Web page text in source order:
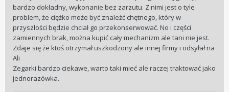
bardzo dokładny, wykonanie bez zarzutu. Z nimi jest o tyle
problem, że ciężko może być znaleźć chętnego, który w
przyszłości będzie chciał go przekonserwować. No i części
zamiennych brak, można kupić cały mechanizm ale tani nie jest.
Zdaje się że ktoś otrzymał uszkodzony ale innej firmy i odsyłał na
Ali
Zegarki bardzo ciekawe, warto taki mieć ale raczej traktować jako
jednorazówka.